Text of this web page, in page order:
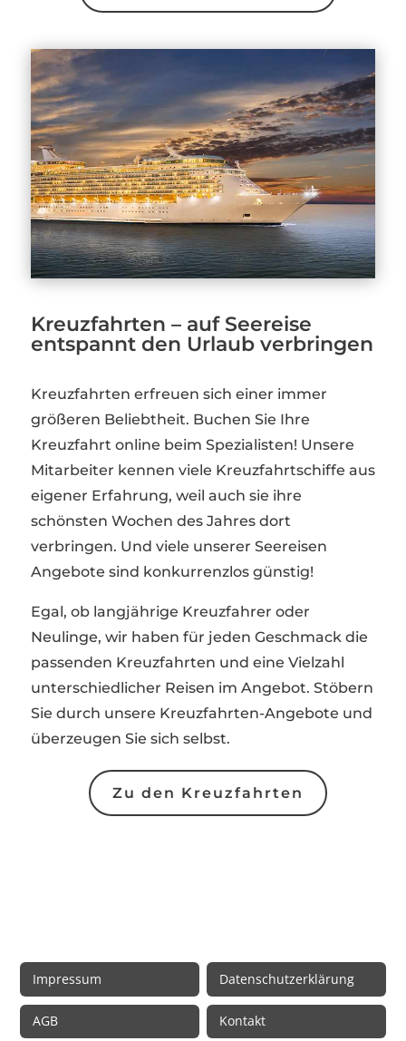
Kreuzfahrten – auf Seereise
entspannt den Urlaub verbringen
Kreuzfahrten erfreuen sich einer immer
größeren Beliebtheit. Buchen Sie Ihre
Kreuzfahrt online beim Spezialisten! Unsere
Mitarbeiter kennen viele Kreuzfahrtschiffe aus
eigener Erfahrung, weil auch sie ihre
schönsten Wochen des Jahres dort
verbringen. Und viele unserer Seereisen
Angebote sind konkurrenzlos günstig!
Egal, ob langjährige Kreuzfahrer oder
Neulinge, wir haben für jeden Geschmack die
passenden Kreuzfahrten und eine Vielzahl
unterschiedlicher Reisen im Angebot. Stöbern
Sie durch unsere Kreuzfahrten-Angebote und
überzeugen Sie sich selbst.
Zu den Kreuzfahrten
Impressum Datenschutzerklärung
AGB Kontakt